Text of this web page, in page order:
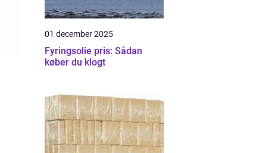
01 december 2025
Fyringsolie pris: Sådan
køber du klogt